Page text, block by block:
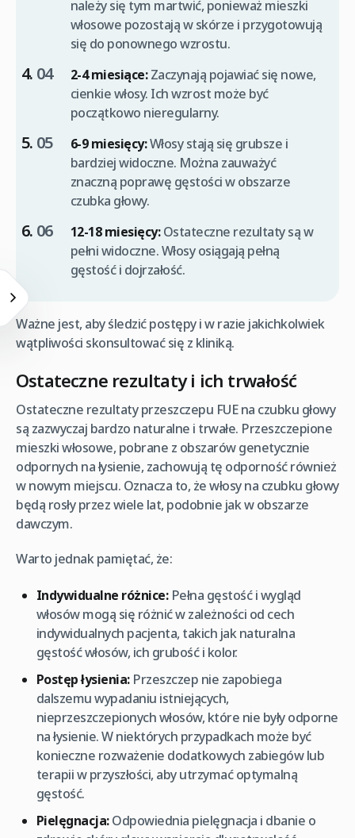
należy się tym martwić, ponieważ mieszki
włosowe pozostają w skórze i przygotowują
się do ponownego wzrostu.
2-4 miesiące:Zaczynają pojawiać się nowe,
cienkie włosy. Ich wzrost może być
początkowo nieregularny.
6-9 miesięcy:Włosy stają się grubsze i
bardziej widoczne. Można zauważyć
znaczną poprawę gęstości w obszarze
czubka głowy.
12-18 miesięcy:Ostateczne rezultaty są w
pełni widoczne. Włosy osiągają pełną
gęstość i dojrzałość.
Ważne jest, aby śledzić postępy i w razie jakichkolwiek
wątpliwości skonsultować się z kliniką.
Ostateczne rezultaty i ich trwałość
Ostateczne rezultaty przeszczepu FUE na czubku głowy
są zazwyczaj bardzo naturalne i trwałe. Przeszczepione
mieszki włosowe, pobrane z obszarów genetycznie
odpornych na łysienie, zachowują tę odporność również
w nowym miejscu. Oznacza to, że włosy na czubku głowy
będą rosły przez wiele lat, podobnie jak w obszarze
dawczym.
Warto jednak pamiętać, że:
Indywidualne różnice:Pełna gęstość i wygląd
włosów mogą się różnić w zależności od cech
indywidualnych pacjenta, takich jak naturalna
gęstość włosów, ich grubość i kolor.
Postęp łysienia:Przeszczep nie zapobiega
dalszemu wypadaniu istniejących,
nieprzeszczepionych włosów, które nie były odporne
na łysienie. W niektórych przypadkach może być
konieczne rozważenie dodatkowych zabiegów lub
terapii w przyszłości, aby utrzymać optymalną
gęstość.
Pielęgnacja:Odpowiednia pielęgnacja i dbanie o